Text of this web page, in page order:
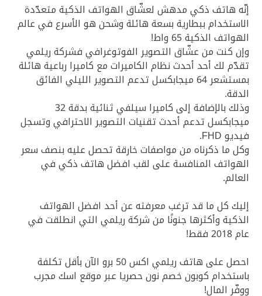
إنّه هاتف ذكي مدهش لعشّاق الهواتف الذكية متعدّدة
الاستخدام ببطارية بسعة هائلة وشحن هو الأسرع في عالم
الهواتف الذكية 65 واط!
وإن كنت من عشّاق التصوير الفوتوغرافي فشركة ريلمي
تقدّم لك أحد أحدث نظام الكاميرات مع كاميرا رباعية هائلة
بمستشعر 64 ميجابكسل تدعم التصوير الليلي الفائق
الدقة.
وذلك بالإضافة إلى كاميرا سيلفي ثنائية بدقة 32
ميجابكسل تدعم أحدث تقنيات التصوير الاحترافي وتسجل
فيديو FHD.
وكل ما ذكرناه من مواصفات خارقة تحصل عليه بنصف سعر
الهواتف المنافسة على لقب افضل هاتف ذكي في
العالم.
إليك كل ما قد ترغب معرفته عن أحد افضل الهواتف
الذكية وأكثرها جنونًا من شركة ريلمي التي انطلقت في
عام 2018 فقط!
احصل على هاتف ريلمي اكس 50 برو الآن بأقل تكلفة
باستخدام كوبون خصم نون حصريا عبر موقع اسك مجرب
ووفّر المال!